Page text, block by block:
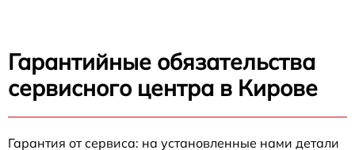
Гарантийные обязательства
сервисного центра в Кирове
Гарантия от сервиса: на установленные нами детали